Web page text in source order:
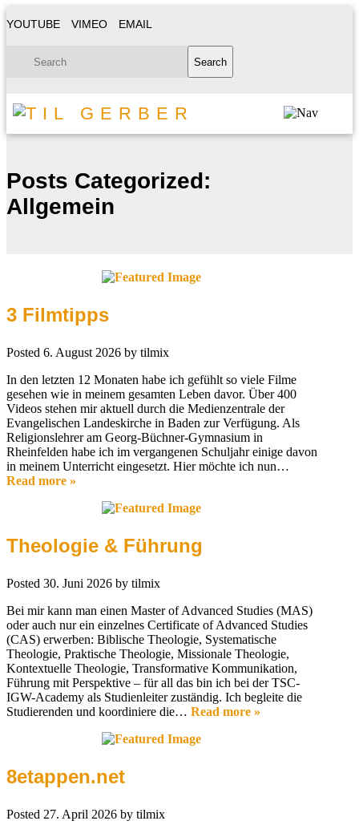
YOUTUBE VIMEO EMAIL
Posts Categorized:
Allgemein
3 Filmtipps
Posted 6. August 2026 by tilmix
In den letzten 12 Monaten habe ich gefühlt so viele Filme
gesehen wie in meinem gesamten Leben davor. Über 400
Videos stehen mir aktuell durch die Medienzentrale der
Evangelischen Landeskirche in Baden zur Verfügung. Als
Religionslehrer am Georg-Büchner-Gymnasium in
Rheinfelden habe ich im vergangenen Schuljahr einige davon
in meinem Unterricht eingesetzt. Hier möchte ich nun…
Read more »
Theologie & Führung
Posted 30. Juni 2026 by tilmix
Bei mir kann man einen Master of Advanced Studies (MAS)
oder auch nur ein einzelnes Certificate of Advanced Studies
(CAS) erwerben: Biblische Theologie, Systematische
Theologie, Praktische Theologie, Missionale Theologie,
Kontextuelle Theologie, Transformative Kommunikation,
Führung mit Perspektive – für all das bin ich bei der TSC-
IGW-Academy als Studienleiter zuständig. Ich begleite die
Studierenden und koordiniere die… Read more »
8etappen.net
Posted 27. April 2026 by tilmix